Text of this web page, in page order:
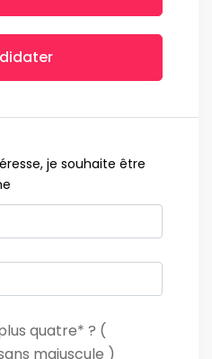
je souhaite être
quatre* ? (
majuscule )